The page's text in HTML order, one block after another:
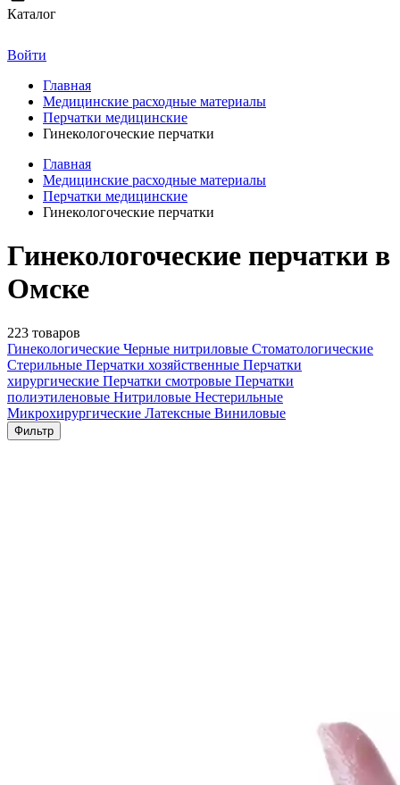
Каталог
Войти
Главная
Медицинские расходные материалы
Перчатки медицинские
Гинекологоческие перчатки
Главная
Медицинские расходные материалы
Перчатки медицинские
Гинекологоческие перчатки
Гинекологоческие перчатки в
Омске
223 товаров
Гинекологические Черные нитриловые Стоматологические
Стерильные Перчатки хозяйственные Перчатки
хирургические Перчатки смотровые Перчатки
полиэтиленовые Нитриловые Нестерильные
Микрохирургические Латексные Виниловые
Фильтр